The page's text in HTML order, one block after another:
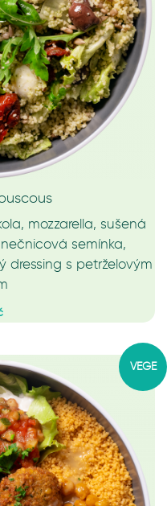
mozzarella, sušená
semínka,
dressing s petrželovým
VEGE